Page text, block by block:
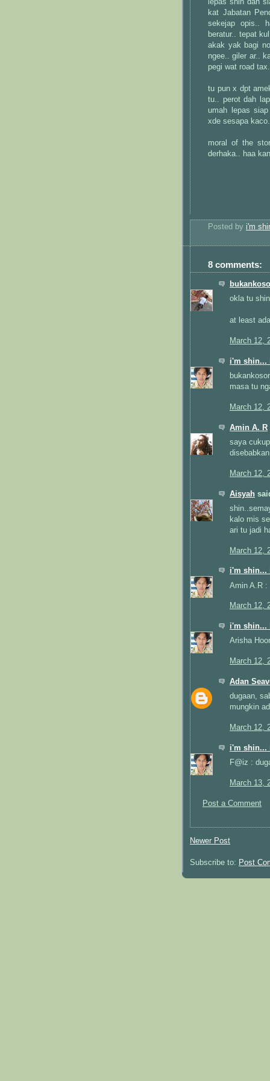
kat Jabatan
sekejap opis..
beratur.. tepat
akak yak bagi
ngee.. giler ar..
pegi wat road
tu pun x dpt
tu.. perot dah
umah lepas
xde sesapa
moral of the
derhaka.. haa
Posted by i'm
8 comments:
okla tu shin
at least
March 12,
i'm shin...
masa tu
March 12,
Amin A. R
saya
March 12,
Aisyah
kalo mis
ari tu jadi
March 12,
i'm shin...
Amin A.R :
March 12,
i'm shin...
Arisha
March 12,
Adan
dugaan,
mungkin
March 12,
i'm shin...
F@iz :
March 13,
Post a Comment
Newer Post
Subscribe to: Post